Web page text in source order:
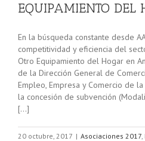
EQUIPAMIENTO DEL
En la búsqueda constante desde
competitividad y eficiencia del
Otro Equipamiento del Hogar en
de la Dirección General de
Empleo, Empresa y Comercio de
la concesión de subvención
[…]
20 octubre, 2017 | Asociaciones 2017,